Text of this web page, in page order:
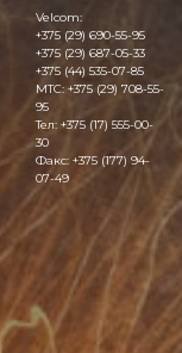
Velcom:
+375 (29) 690-55-95
+375 (29) 687-05-33
+375 (44) 535-07-85
MTC:+375 (29) 708-55-
95
Тел: +375 (17) 555-00-
30
Факс: +375 (177) 94-
07-49